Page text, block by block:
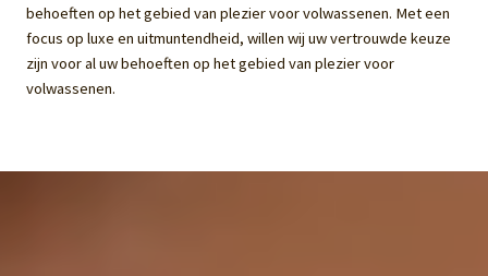
behoeften op het gebied van plezier voor volwassenen. Met een
focus op luxe en uitmuntendheid, willen wij uw vertrouwde keuze
zijn voor al uw behoeften op het gebied van plezier voor
volwassenen.